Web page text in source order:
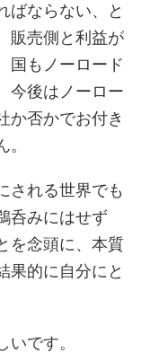
ばならない、と
販売側と利益が
国もノーロード
今後はノーロー
か否かでお付き
される世界でも
呑みにはせず
を念頭に、本質
果的に自分にと
です。